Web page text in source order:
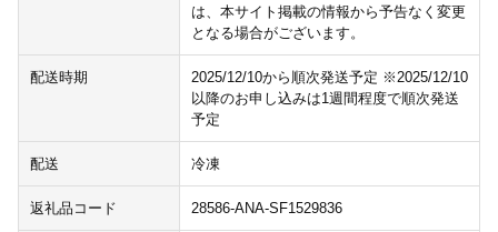
は、本サイト掲載の情報から予告なく変更
となる場合がございます。
配送時期
2025/12/10から順次発送予定 ※2025/12/10
以降のお申し込みは1週間程度で順次発送
予定
配送 冷凍
返礼品コード 28586-ANA-SF1529836